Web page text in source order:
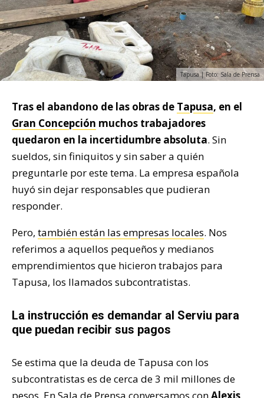
Tapusa | Foto: Sala de Prensa
Tras el abandono de las obras de Tapusa, en el
Gran Concepción muchos trabajadores
quedaron en la incertidumbre absoluta. Sin
sueldos, sin finiquitos y sin saber a quién
preguntarle por este tema. La empresa española
huyó sin dejar responsables que pudieran
responder.
Pero, también están las empresas locales. Nos
referimos a aquellos pequeños y medianos
emprendimientos que hicieron trabajos para
Tapusa, los llamados subcontratistas.
La instrucción es demandar al Serviu para
que puedan recibir sus pagos
Se estima que la deuda de Tapusa con los
subcontratistas es de cerca de 3 mil millones de